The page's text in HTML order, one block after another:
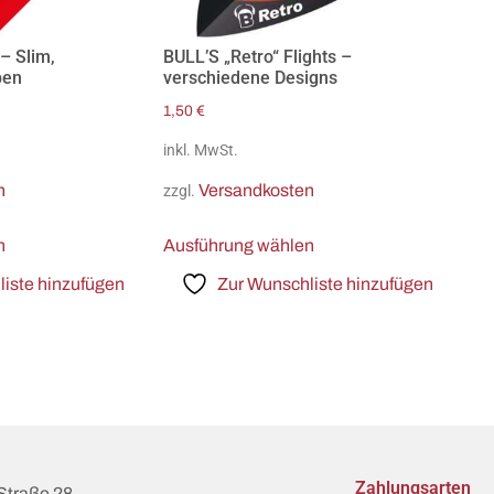
Slim,
hinzufügen
BULL’S „Retro“ Flights –
verschiedene Designs
1,50 €
inkl. MwSt.
zzgl. Versandkosten
Ausführung wählen
Zur Wunschliste hinzufügen
Zahlungsarten